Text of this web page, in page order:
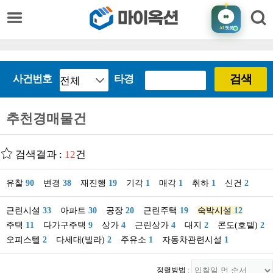
AI챗봇
사건번호 타경 검색
추천경매물건
검색결과 : 12건
유찰 90 변경 38 재진행 19 기각 1 매각 1 취하 1 신건 2
근린시설 33 아파트 30 공장 20 근린주택 19 숙박시설 12
주택 11 다가구주택 9 상가 4 근린상가 4 대지 2 콘도(호텔) 2
오피스텔 2 다세대(빌라) 2 주유소 1 자동차관련시설 1
정렬방법 :